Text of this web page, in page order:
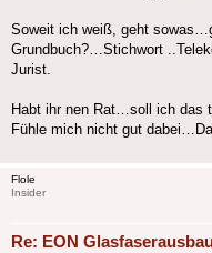
Soweit ich weiß, geht
Grundbuch?…Stichwort
Jurist.
Habt ihr nen Rat…soll ich das
Fühle mich nicht gut
Flole
Insider
Re: EON